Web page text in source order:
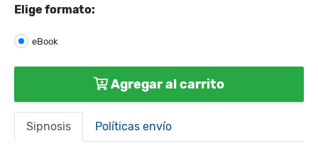
Elige formato:
eBook
Agregar al carrito
Sipnosis Políticas envío